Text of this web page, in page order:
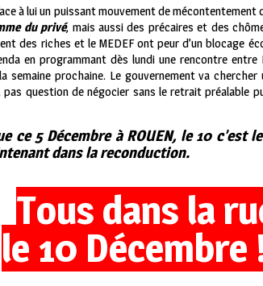
à lui un puissant mouvement de
du privé, mais aussi des précaires et des
des riches et le MEDEF ont peur d’un blocage
en programmant dès lundi une rencontre
semaine prochaine. Le gouvernement va
question de négocier sans le retrait préalable
ce 5 Décembre à ROUEN, le 10 c’est
dans la reconduction.
Tous dans la
le 10 Décembre